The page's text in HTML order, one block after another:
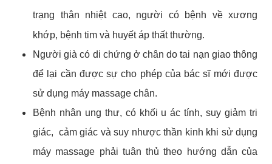
trạng thân nhiệt cao, người có bệnh về xương
khớp, bệnh tim và huyết áp thất thường.
Người già có di chứng ở chân do tai nạn giao thông
để lại cần được sự cho phép của bác sĩ mới được
sử dụng máy massage chân.
Bệnh nhân ung thư, có khối u ác tính, suy giảm tri
giác, cảm giác và suy nhược thần kinh khi sử dụng
máy massage phải tuân thủ theo hướng dẫn của